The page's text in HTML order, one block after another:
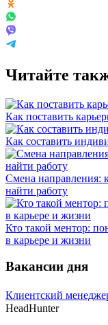
Читайте
Как поставить
Как составить
Смена направления:
найти работу
Кто такой ментор:
в карьере и жизни
Вакансии дня
Клиентский
HeadHunter